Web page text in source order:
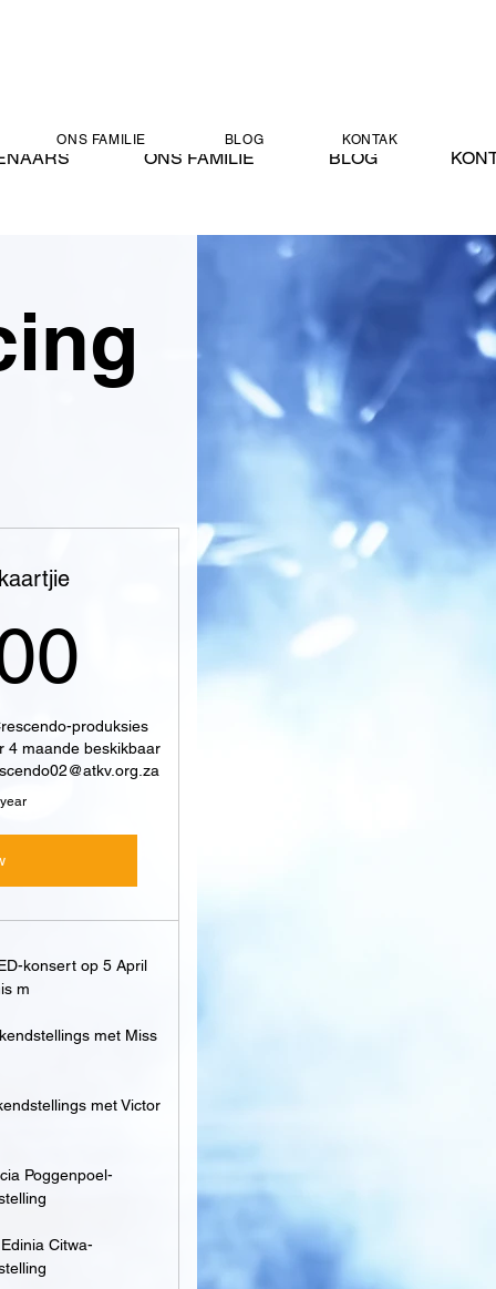
ONS FAMILIE BLOG KONTAK
1 800R
produksies
4 maande beskikbaar
konsert op 5 April
m
met Miss
met Victor
Poggenpoel-
Citwa-
ONS FAMILIE BLOG